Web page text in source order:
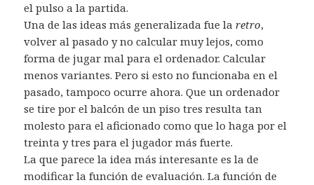
el pulso a la partida.
Una de las ideas más generalizada fue laretro,
volver al pasado y no calcular muy lejos, como
forma de jugar mal para el ordenador. Calcular
menos variantes. Pero si esto no funcionaba en el
pasado, tampoco ocurre ahora. Que un ordenador
se tire por el balcón de un piso tres resulta tan
molesto para el aficionado como que lo haga por el
treinta y tres para el jugador más fuerte.
La que parece la idea más interesante es la de
modificar la función de evaluación. La función de